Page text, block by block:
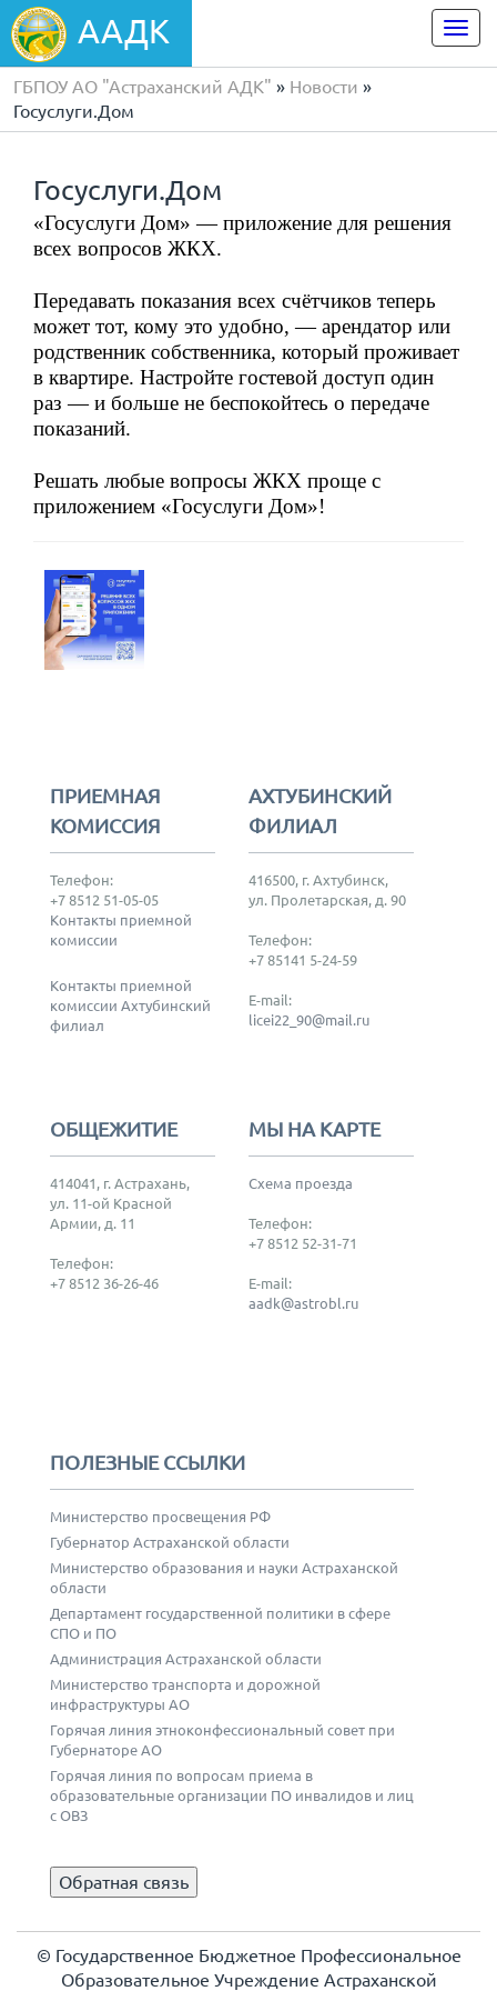
ААДК
ГБПОУ АО "Астраханский АДК" » Новости »
Госуслуги.Дом
Госуслуги.Дом
«Госуслуги Дом» — приложение для решения
всех вопросов ЖКХ.
Передавать показания всех счётчиков теперь
может тот, кому это удобно, — арендатор или
родственник собственника, который проживает
в квартире. Настройте гостевой доступ один
раз — и больше не беспокойтесь о передаче
показаний.
Решать любые вопросы ЖКХ проще с
приложением «Госуслуги Дом»!
ПРИЕМНАЯ
КОМИССИЯ
Телефон:
+7 8512 51-05-05
Контакты приемной
комиссии
Контакты приемной
комиссии Ахтубинский
филиал
АХТУБИНСКИЙ
ФИЛИАЛ
416500, г. Ахтубинск,
ул. Пролетарская, д. 90
Телефон:
+7 85141 5-24-59
E-mail:
licei22_90@mail.ru
ОБЩЕЖИТИЕ
414041, г. Астрахань,
ул. 11-ой Красной
Армии, д. 11
Телефон:
+7 8512 36-26-46
МЫ НА КАРТЕ
Схема проезда
Телефон:
+7 8512 52-31-71
E-mail:
aadk@astrobl.ru
ПОЛЕЗНЫЕ ССЫЛКИ
Министерство просвещения РФ
Губернатор Астраханской области
Министерство образования и науки Астраханской
области
Департамент государственной политики в сфере
СПО и ПО
Администрация Астраханской области
Министерство транспорта и дорожной
инфраструктуры АО
Горячая линия этноконфессиональный совет при
Губернаторе АО
Горячая линия по вопросам приема в
образовательные организации ПО инвалидов и лиц
с ОВЗ
Обратная связь
© Государственное Бюджетное Профессиональное
Образовательное Учреждение Астраханской